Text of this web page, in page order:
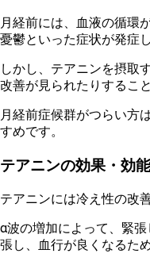
月 経前には、血液の循環
憂鬱といった症状が発症
しかし、テアニンを摂取
改善が見られたりするこ
月 経前症候群がつらい方
すめです。
テアニンの効果・効
テアニンには冷え性の改
α波の増加によって、緊
張し、血行が良くなるため